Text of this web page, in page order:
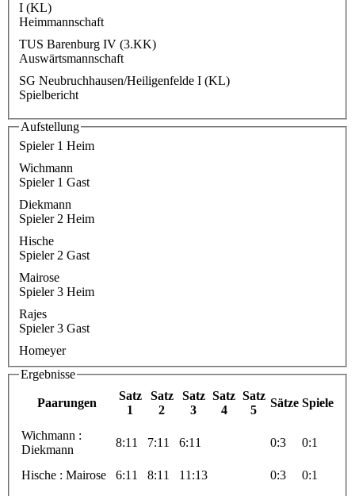
I (KL)
Heimmannschaft
TUS Barenburg IV (3.KK)
Auswärtsmannschaft
SG Neubruchhausen/Heiligenfelde I (KL)
Spielbericht
Aufstellung
Spieler 1 Heim
Wichmann
Spieler 1 Gast
Diekmann
Spieler 2 Heim
Hische
Spieler 2 Gast
Mairose
Spieler 3 Heim
Rajes
Spieler 3 Gast
Homeyer
Ergebnisse
Paarungen
Satz
1
Satz
2
Satz
3
Satz
4
Satz
5
Sätze Spiele
Wichmann :
Diekmann
8:11 7:11 6:11 0:3 0:1
Hische : Mairose 6:11 8:11 11:13 0:3
0:1